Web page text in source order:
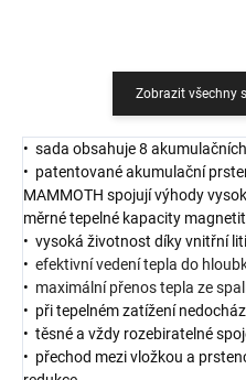
Zobrazit všechny
• sada obsahuje 8
• patentované akumulační
MAMMOTH spojují výhody
měrné tepelné kapacity
• vysoká životnost díky vnitřní
• efektivní vedení tepla do
• maximální přenos tepla ze
• při tepelném zatížení
• těsné a vždy rozebiratelné
• přechod mezi vložkou a